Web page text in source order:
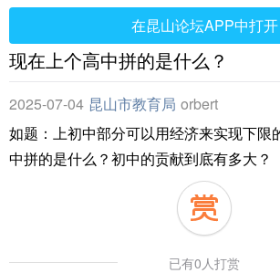
在昆山论坛APP中打开
现在上个高中拼的是什么？
2025-07-04 昆山市教育局 orbert
如题：上初中部分可以用经济来实现下限
中拼的是什么？初中的贡献到底有多大？
已有0人打赏